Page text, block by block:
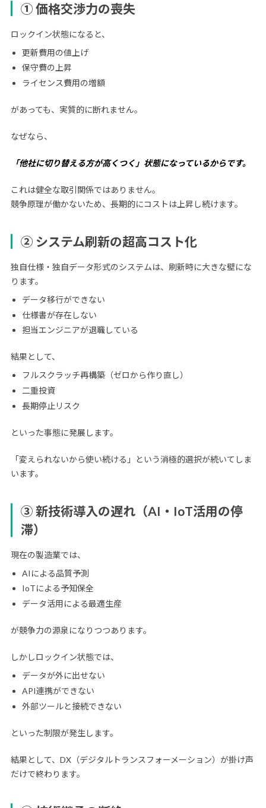
① 価格交渉力の喪失
ロックイン状態になると、
更新費用の値上げ
保守費の上昇
ライセンス費用の増額
があっても、実質的に断れません。
なぜなら、
「他社に切り替える方が高くつく」状態になっているからです。
これは健全な取引関係ではありません。
競争原理が働かないため、長期的にコストは上昇し続けます。
② システム刷新の超高コスト化
独自仕様・独自データ形式のシステムは、刷新時に大きな壁にな
ります。
データ移行ができない
仕様書が存在しない
担当エンジニアが退職している
結果として、
フルスクラッチ再構築（ゼロから作り直し）
二重投資
長期停止リスク
といった事態に発展します。
「変えられないから使い続ける」という消極的選択が続いてしま
います。
③ 新技術導入の遅れ（AI・IoT活用の停
滞）
現在の製造業では、
AIによる品質予測
IoTによる予知保全
データ活用による最適生産
が競争力の源泉になりつつあります。
しかしロックイン状態では、
データが外に出せない
API連携ができない
外部ツールと接続できない
といった制限が発生します。
結果として、DX（デジタルトランスフォーメーション）が掛け声
だけで終わります。